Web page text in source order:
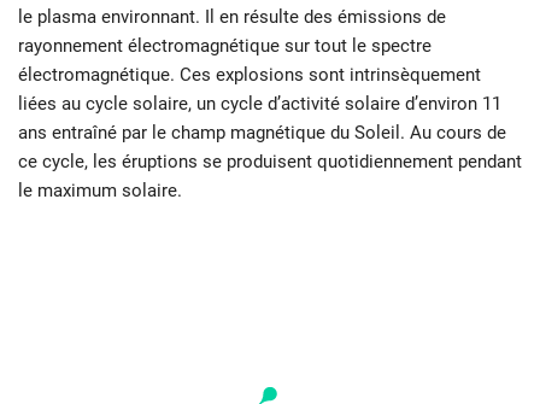
le plasma environnant. Il en résulte des émissions de
rayonnement électromagnétique sur tout le spectre
électromagnétique. Ces explosions sont intrinsèquement
liées au cycle solaire, un cycle d’activité solaire d’environ 11
ans entraîné par le champ magnétique du Soleil. Au cours de
ce cycle, les éruptions se produisent quotidiennement pendant
le maximum solaire.